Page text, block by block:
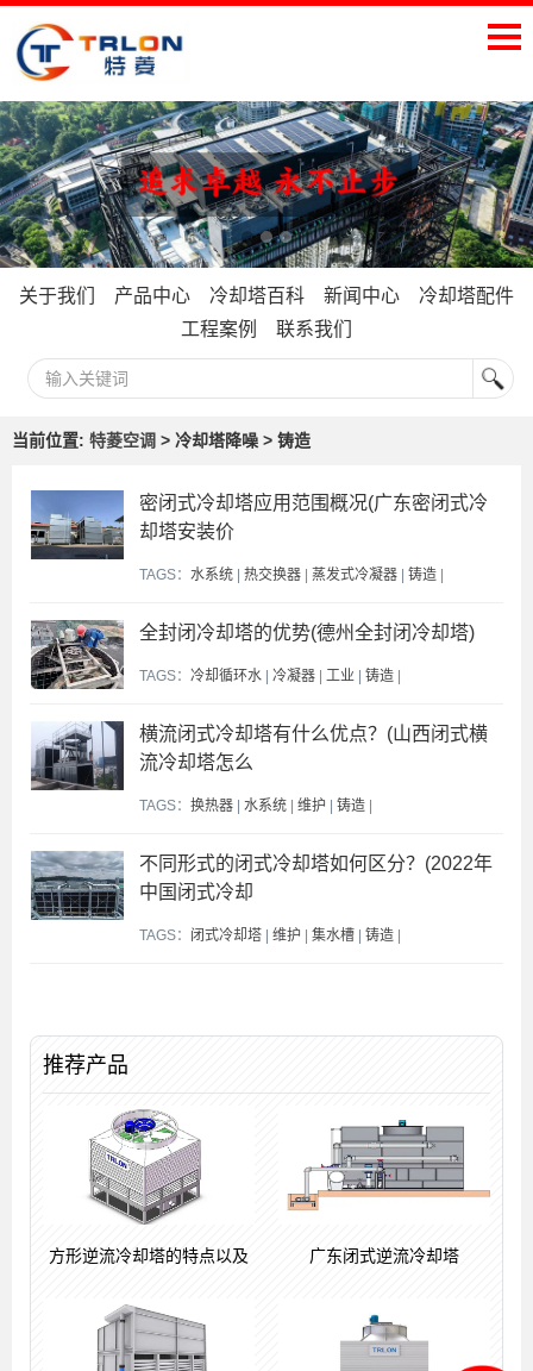
关于我们 产品中心 冷却塔百科 新闻中心
冷却塔配件
工程案例
联系我们
当前位置: 特菱空调 > 冷却塔降噪 > 铸造
密闭式冷却塔应用范围概况(广东密闭式冷
却塔安装价
TAGS： 水系统 | 热交换器 | 蒸发式冷凝器 | 铸造 |
全封闭冷却塔的优势(德州全封闭冷却塔)
TAGS： 冷却循环水 | 冷凝器 | 工业 | 铸造 |
横流闭式冷却塔有什么优点？(山西闭式横
流冷却塔怎么
TAGS： 换热器 | 水系统 | 维护 | 铸造 |
不同形式的闭式冷却塔如何区分？(2022年
中国闭式冷却
TAGS： 闭式冷却塔 | 维护 | 集水槽 | 铸造 |
推荐产品
方形逆流冷却塔的特点以及 广东闭式逆流冷却塔